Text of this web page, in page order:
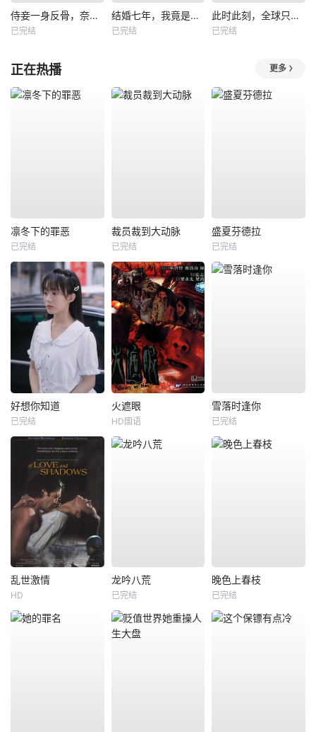
侍妾一身反骨，奈何侯爷只宠长公主
已完结
结婚七年，我竟是老公小青梅的替身
已完结
此时此刻，全球只有我知道未来
已完结
正在热播 更多
凛冬下的罪恶
已完结
裁员裁到大动脉
已完结
盛夏芬德拉
已完结
好想你知道
已完结
火遮眼
HD国语
雪落时逢你
已完结
乱世激情
HD
龙吟八荒
已完结
晚色上春枝
已完结